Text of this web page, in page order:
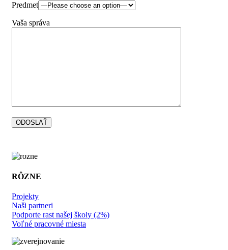
Predmet
Vaša správa
RÔZNE
Projekty
Naši partneri
Podporte rast našej školy (2%)
Voľné pracovné miesta